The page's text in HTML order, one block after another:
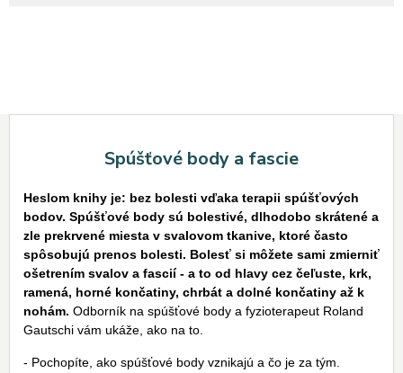
Spúšťové body a fascie
Heslom knihy je: bez bolesti vďaka terapii spúšťových
bodov. Spúšťové body sú bolestivé, dlhodobo skrátené a
zle prekrvené miesta v svalovom tkanive, ktoré často
spôsobujú prenos bolesti. Bolesť si môžete sami zmierniť
ošetrením svalov a fascií - a to od hlavy cez čeľuste, krk,
ramená, horné končatiny, chrbát a dolné končatiny až k
nohám. Odborník na spúšťové body a fyzioterapeut Roland
Gautschi vám ukáže, ako na to.
- Pochopíte, ako spúšťové body vznikajú a čo je za tým.